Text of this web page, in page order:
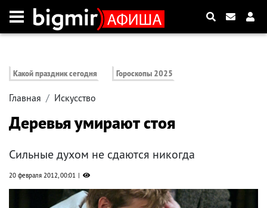
Какой праздник сегодня Гороскопы 2025
Главная Искусство
Деревья умирают стоя
Сильные духом не сдаются никогда
20 февраля 2012, 00:01